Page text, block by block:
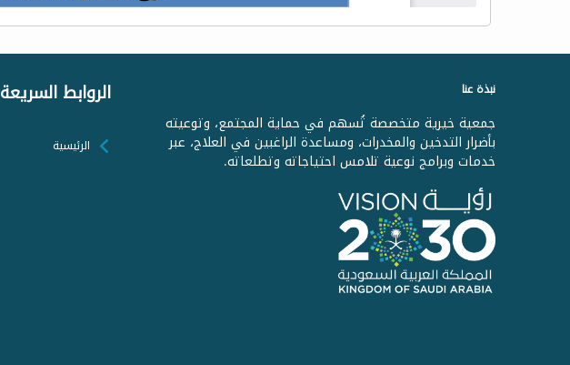
نبذة عنا
جمعية خيرية متخصصة تُسهم في حماية المجتمع، وتوعيته
بأضرار التدخين والمخدرات، ومساعدة الراغبين في العلاج، عبر
خدمات وبرامج نوعية تلامس احتياجاته وتطلعاته.
الروابط السريعة
الرئيسية